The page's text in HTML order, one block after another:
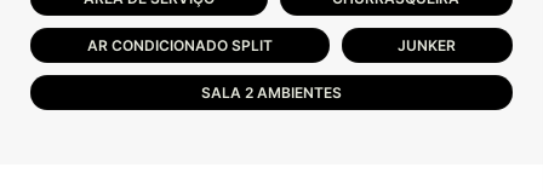
AR CONDICIONADO SPLIT JUNKER
SALA 2 AMBIENTES